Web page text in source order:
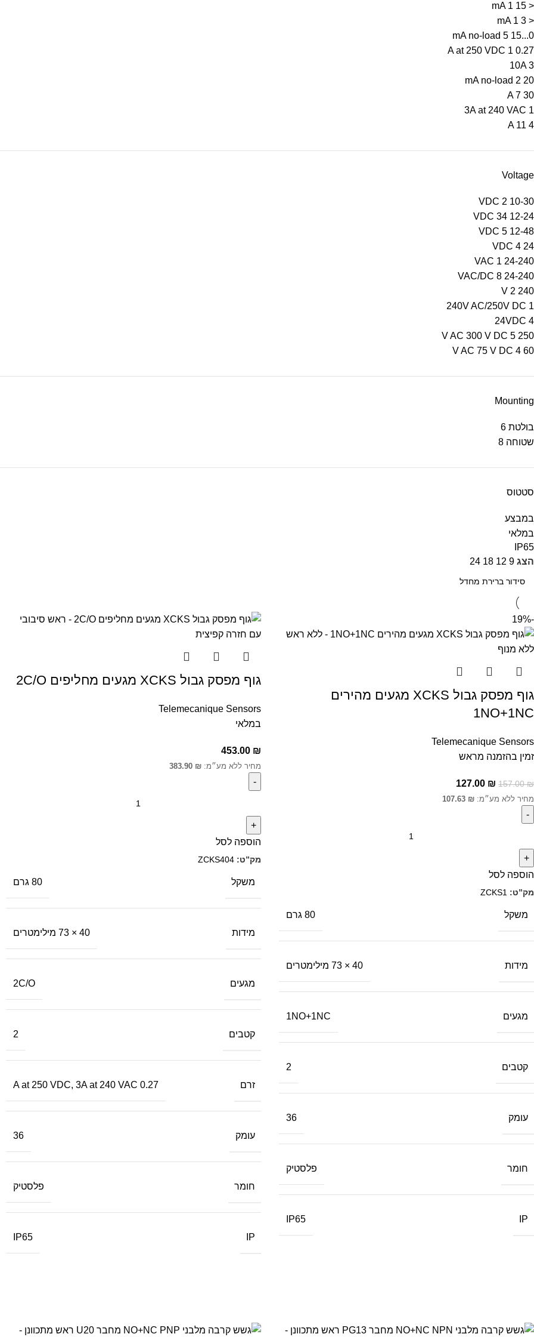
< 15 mA
1
< 3 mA
1
0...15 mA no-load
5
0.27 A at 250 VDC
1
10A 3
20 mA no-load
2
30 A
7
3A at 240 VAC 1
4 A
11
Voltage
10-30 VDC
2
12-24 VDC
34
12-48 VDC
5
24 VDC
4
24-240 VAC
1
24-240 VAC/DC
8
240 V
2
240V AC/250V DC 1
24VDC 4
250 V AC 300 V DC
5
60 V AC 75 V DC
4
Mounting
בולטת 6
שטוחה 8
סטטוס
במבצע
במלאי
IP65
הצג 9
12
18
24
-19%
גוף מפסק גבול XCKS מגעים מהירים
1NO+1NC
Telemecanique Sensors
זמין בהזמנה מראש
157.00₪
127.00 ₪
מחיר ללא מע״מ: 107.63 ₪
הוספה לסל
מק”ט: ZCKS1
משקל 80 גרם
מידות 40 × 73 מילימטרים
מגעים 1NO+1NC
קטבים 2
עומק 36
חומר פלסטיק
IP
IP65
גוף מפסק גבול XCKS מגעים מחליפים 2C/O
Telemecanique Sensors
במלאי
453.00 ₪
מחיר ללא מע״מ: 383.90 ₪
הוספה לסל
מק”ט: ZCKS404
משקל 80 גרם
מידות 40 × 73 מילימטרים
מגעים 2C/O
קטבים 2
זרם 0.27 A at 250 VDC
, 3A at 240 VAC
עומק 36
חומר פלסטיק
IP
IP65